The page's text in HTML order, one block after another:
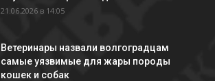
21.06.2026 в 14:05
Ветеринары назвали волгоградцам
самые уязвимые для жары породы
кошек и собак